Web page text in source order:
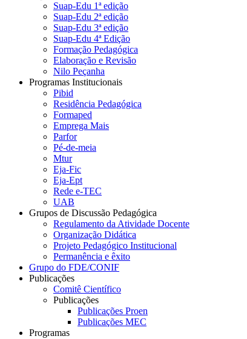
Suap-Edu 1ª edição
Suap-Edu 2ª edição
Suap-Edu 3ª edição
Suap-Edu 4ª Edição
Formação Pedagógica
Elaboração e Revisão
Nilo Peçanha
Programas Institucionais
Pibid
Residência Pedagógica
Formaped
Emprega Mais
Parfor
Pé-de-meia
Mtur
Eja-Fic
Eja-Ept
Rede e-TEC
UAB
Grupos de Discussão Pedagógica
Regulamento da Atividade Docente
Organização Didática
Projeto Pedagógico Institucional
Permanência e êxito
Grupo do FDE/CONIF
Publicações
Comitê Científico
Publicações
Publicações Proen
Publicações MEC
Programas